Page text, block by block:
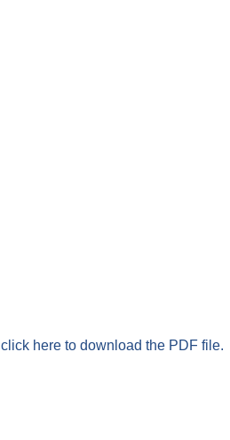
click here to download the PDF file.